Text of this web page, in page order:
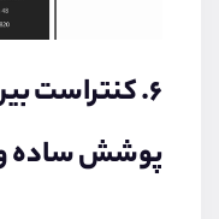
۶. کنتراست
پوشش ساده